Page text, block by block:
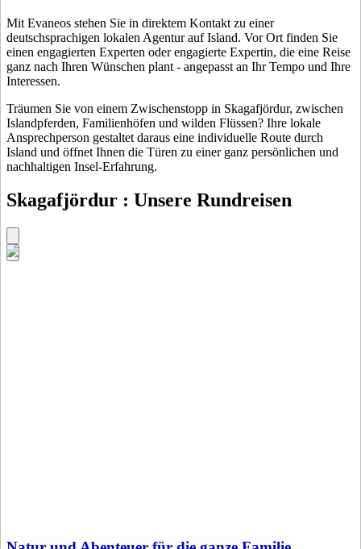
Mit Evaneos stehen Sie in direktem Kontakt zu einer
deutschsprachigen lokalen Agentur auf Island. Vor Ort finden Sie
einen engagierten Experten oder engagierte Expertin, die eine Reise
ganz nach Ihren Wünschen plant - angepasst an Ihr Tempo und Ihre
Interessen.
Träumen Sie von einem Zwischenstopp in Skagafjördur, zwischen
Islandpferden, Familienhöfen und wilden Flüssen? Ihre lokale
Ansprechperson gestaltet daraus eine individuelle Route durch
Island und öffnet Ihnen die Türen zu einer ganz persönlichen und
nachhaltigen Insel-Erfahrung.
Skagafjördur : Unsere Rundreisen